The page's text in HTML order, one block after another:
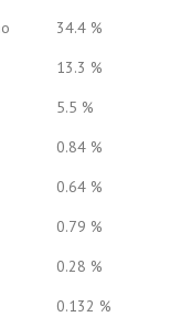
34.4 %
13.3 %
5.5 %
0.84 %
0.64 %
0.79 %
0.28 %
0.132 %